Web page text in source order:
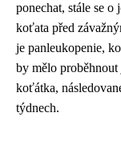
ponechat, stále se
koťata před
je panleukopenie,
by mělo
koťátka,
týdnech.